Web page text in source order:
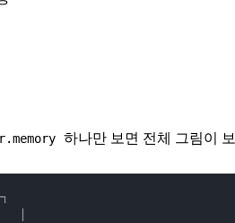
하나만 보면 전체 그림이